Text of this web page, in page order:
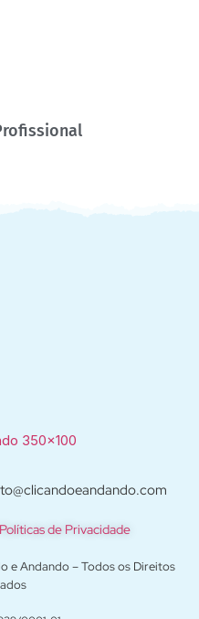
Políticas de Privacidade
e Andando – Todos os Direitos